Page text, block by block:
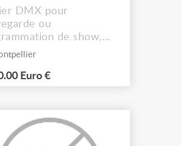
DMX pour
ou
de show,
100 € la paire,
Euro €